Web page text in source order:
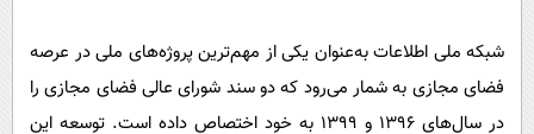
شبکه ملی اطلاعات به‌عنوان یکی از مهم‌ترین پروژه‌های ملی در عرصه
فضای مجازی به شمار می‌رود که دو سند شورای عالی فضای مجازی را
در سال‌های ۱۳۹۶ و ۱۳۹۹ به خود اختصاص داده است. توسعه این